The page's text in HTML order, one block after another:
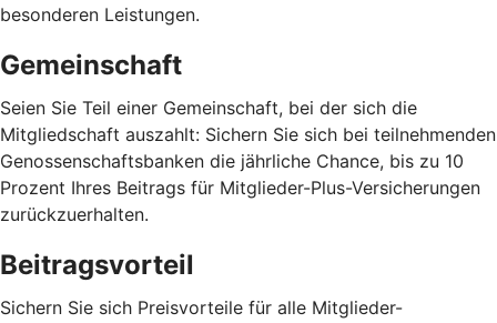
besonderen Leistungen.
Gemeinschaft
Seien Sie Teil einer Gemeinschaft, bei der sich die
Mitgliedschaft auszahlt: Sichern Sie sich bei teilnehmenden
Genossenschaftsbanken die jährliche Chance, bis zu 10
Prozent Ihres Beitrags für Mitglieder-Plus-Versicherungen
zurückzuerhalten.
Beitragsvorteil
Sichern Sie sich Preisvorteile für alle Mitglieder-